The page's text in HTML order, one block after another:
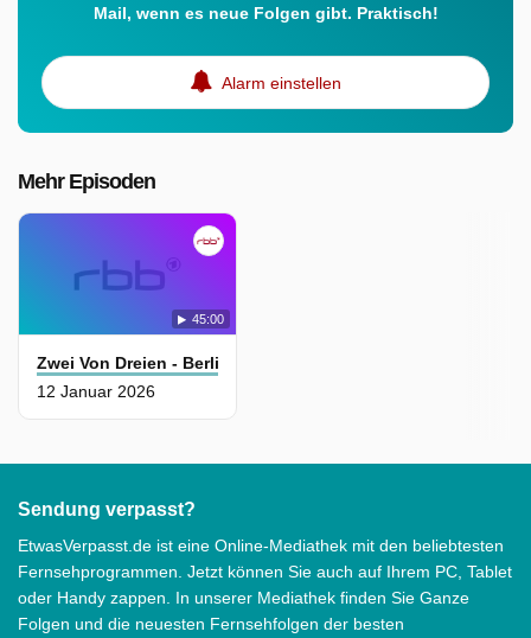
Mail, wenn es neue Folgen gibt. Praktisch!
Alarm einstellen
Mehr Episoden
45:00
Zwei Von Dreien - Berliner Drillinge Und Ihr Schwerer Start
12 Januar 2026
Sendung verpasst?
EtwasVerpasst.de ist eine Online-Mediathek mit den beliebtesten
Fernsehprogrammen. Jetzt können Sie auch auf Ihrem PC, Tablet
oder Handy zappen. In unserer Mediathek finden Sie Ganze
Folgen und die neuesten Fernsehfolgen der besten